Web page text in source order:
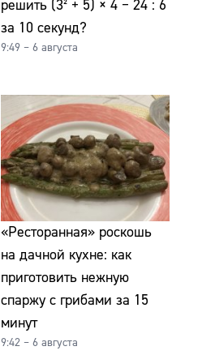
решить (3² + 5) × 4 − 24 : 6
за 10 секунд?
9:49 – 6 августа
«Ресторанная» роскошь
на дачной кухне: как
приготовить нежную
спаржу с грибами за 15
минут
9:42 – 6 августа